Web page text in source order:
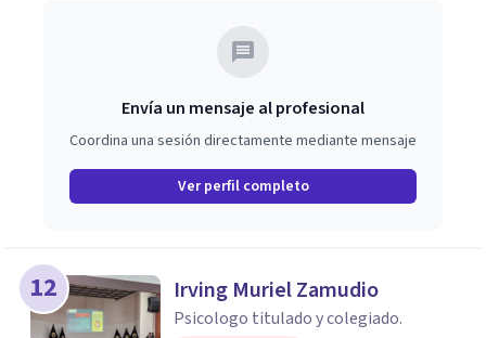
Envía un mensaje al profesional
Coordina una sesión directamente mediante mensaje
Ver perfil completo
12 Irving Muriel Zamudio
Psicologo titulado y colegiado.